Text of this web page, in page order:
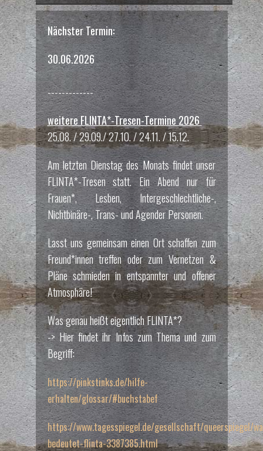
Nächster Termin:
30.06.2026
-------------
weitere FLINTA*-Tresen-Termine 2026
25.08. / 29.09./ 27.10. / 24.11. / 15.12.
Am letzten Dienstag des Monats findet unser
FLINTA*-Tresen statt. Ein Abend nur für
Frauen*, Lesben, Intergeschlechtliche-,
Nichtbinäre-, Trans- und Agender Personen.
Lasst uns gemeinsam einen Ort schaffen zum
Freund*innen treffen oder zum Vernetzen &
Pläne schmieden in entspannter und offener
Atmosphäre!
Was genau heißt eigentlich FLINTA*?
-> Hier findet ihr Infos zum Thema und zum
Begriff:
https://pinkstinks.de/hilfe-
erhalten/glossar/#buchstabef
https://www.tagesspiegel.de/gesellschaft/queerspiegel/
bedeutet-flinta-3387385.html